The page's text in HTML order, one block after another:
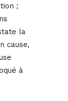
;
la
cause,
à